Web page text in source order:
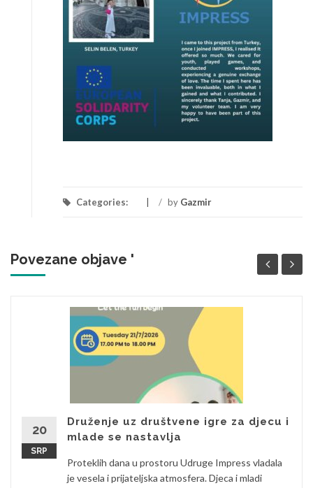
Categories: / by Gazmir
Povezane objave '
20
SRP
Druženje uz društvene igre za djecu i
mlade se nastavlja
Proteklih dana u prostoru Udruge Impress vladala
je vesela i prijateljska atmosfera. Djeca i mladi